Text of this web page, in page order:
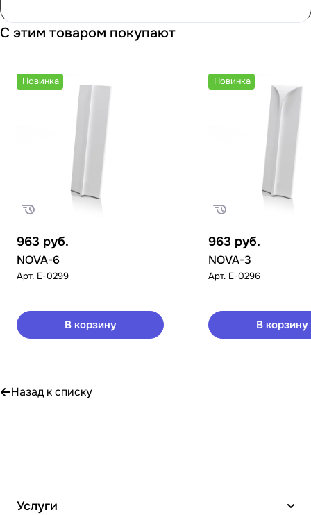
С этим товаром покупают
Новинка
963 руб.
NOVA-6
Арт. E-0299
В корзину
Новинка
963 руб.
NOVA-3
Арт. E-0296
В корзину
Назад к списку
Услуги